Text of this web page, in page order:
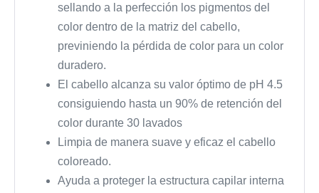
sellando a la perfección los pigmentos del
color dentro de la matriz del cabello,
previniendo la pérdida de color para un color
duradero.
El cabello alcanza su valor óptimo de pH 4.5
consiguiendo hasta un 90% de retención del
color durante 30 lavados
Limpia de manera suave y eficaz el cabello
coloreado.
Ayuda a proteger la estructura capilar interna